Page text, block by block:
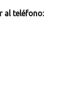
al teléfono: